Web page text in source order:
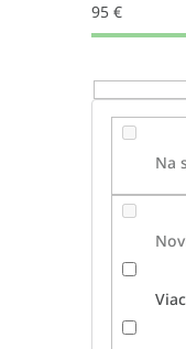
95 €
Na